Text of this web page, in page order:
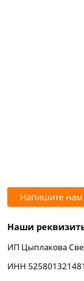
Напишите нам
Наши
ИП Цыплакова
ИНН 525801321481